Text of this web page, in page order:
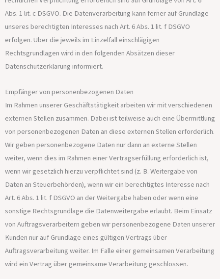
Abs. 1 lit. c DSGVO. Die Datenverarbeitung kann ferner auf Grundlage
unseres berechtigten Interesses nach Art. 6 Abs. 1 lit. f DSGVO
erfolgen. Über die jeweils im Einzelfall einschlägigen
Rechtsgrundlagen wird in den folgenden Absätzen dieser
Datenschutzerklärung informiert.
Empfänger von personenbezogenen Daten
Im Rahmen unserer Geschäftstätigkeit arbeiten wir mit verschiedenen
externen Stellen zusammen. Dabei ist teilweise auch eine Übermittlung
von personenbezogenen Daten an diese externen Stellen erforderlich.
Wir geben personenbezogene Daten nur dann an externe Stellen
weiter, wenn dies im Rahmen einer Vertragserfüllung erforderlich ist,
wenn wir gesetzlich hierzu verpflichtet sind (z. B. Weitergabe von
Daten an Steuerbehörden), wenn wir ein berechtigtes Interesse nach
Art. 6 Abs. 1 lit. f DSGVO an der Weitergabe haben oder wenn eine
sonstige Rechtsgrundlage die Datenweitergabe erlaubt. Beim Einsatz
von Auftragsverarbeitern geben wir personenbezogene Daten unserer
Kunden nur auf Grundlage eines gültigen Vertrags über
Auftragsverarbeitung weiter. Im Falle einer gemeinsamen Verarbeitung
wird ein Vertrag über gemeinsame Verarbeitung geschlossen.